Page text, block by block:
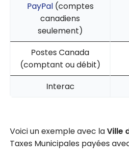
PayPal(comptes
canadiens
seulement)
Postes Canada
(comptant ou débit)
Interac
Voici un exemple avec laVille
Taxes Municipales payées